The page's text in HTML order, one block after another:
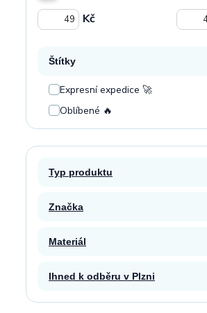
Kč
Štítky
Expresní expedice 🚀
Oblíbené 🔥
Typ produktu
Značka
Materiál
Ihned k odběru v Plzni